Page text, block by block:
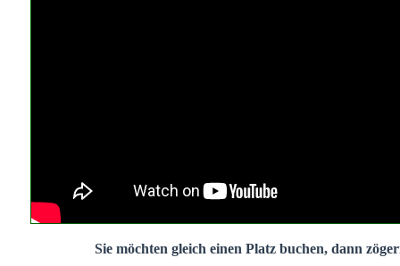
Sie möchten gleich einen Platz buchen, dann